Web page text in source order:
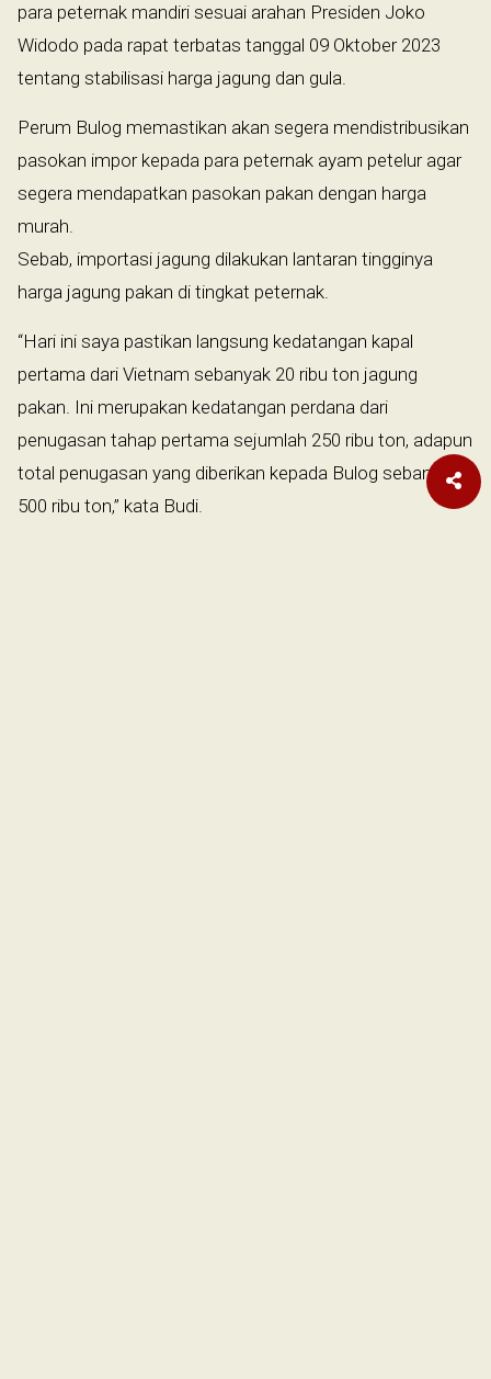
para peternak mandiri sesuai arahan Presiden Joko
Widodo pada rapat terbatas tanggal 09 Oktober 2023
tentang stabilisasi harga jagung dan gula.
Perum Bulog memastikan akan segera mendistribusikan
pasokan impor kepada para peternak ayam petelur agar
segera mendapatkan pasokan pakan dengan harga
murah.
Sebab, importasi jagung dilakukan lantaran tingginya
harga jagung pakan di tingkat peternak.
“Hari ini saya pastikan langsung kedatangan kapal
pertama dari Vietnam sebanyak 20 ribu ton jagung
pakan. Ini merupakan kedatangan perdana dari
penugasan tahap pertama sejumlah 250 ribu ton, adapun
total penugasan yang diberikan kepada Bulog sebanyak
500 ribu ton,” kata Budi.